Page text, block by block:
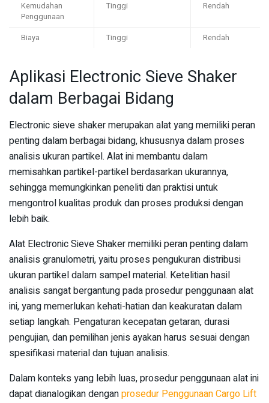
Kemudahan
Penggunaan
Tinggi Rendah
Biaya Tinggi Rendah
Aplikasi Electronic Sieve Shaker
dalam Berbagai Bidang
Electronic sieve shaker merupakan alat yang memiliki peran
penting dalam berbagai bidang, khususnya dalam proses
analisis ukuran partikel. Alat ini membantu dalam
memisahkan partikel-partikel berdasarkan ukurannya,
sehingga memungkinkan peneliti dan praktisi untuk
mengontrol kualitas produk dan proses produksi dengan
lebih baik.
Alat Electronic Sieve Shaker memiliki peran penting dalam
analisis granulometri, yaitu proses pengukuran distribusi
ukuran partikel dalam sampel material. Ketelitian hasil
analisis sangat bergantung pada prosedur penggunaan alat
ini, yang memerlukan kehati-hatian dan keakuratan dalam
setiap langkah. Pengaturan kecepatan getaran, durasi
pengujian, dan pemilihan jenis ayakan harus sesuai dengan
spesifikasi material dan tujuan analisis.
Dalam konteks yang lebih luas, prosedur penggunaan alat ini
dapat dianalogikan denganprosedur Penggunaan Cargo Lift